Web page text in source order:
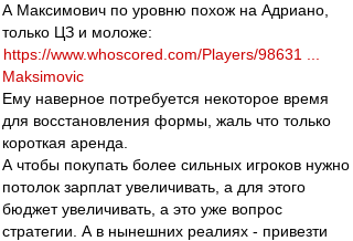
А Максимович по уровню похож на Адриано,
только ЦЗ и моложе:
https://www.whoscored.com/Players/98631 ...
Maksimovic
Ему наверное потребуется некоторое время
для восстановления формы, жаль что только
короткая аренда.
А чтобы покупать более сильных игроков нужно
потолок зарплат увеличивать, а для этого
бюджет увеличивать, а это уже вопрос
стратегии. А в нынешних реалиях - привезти